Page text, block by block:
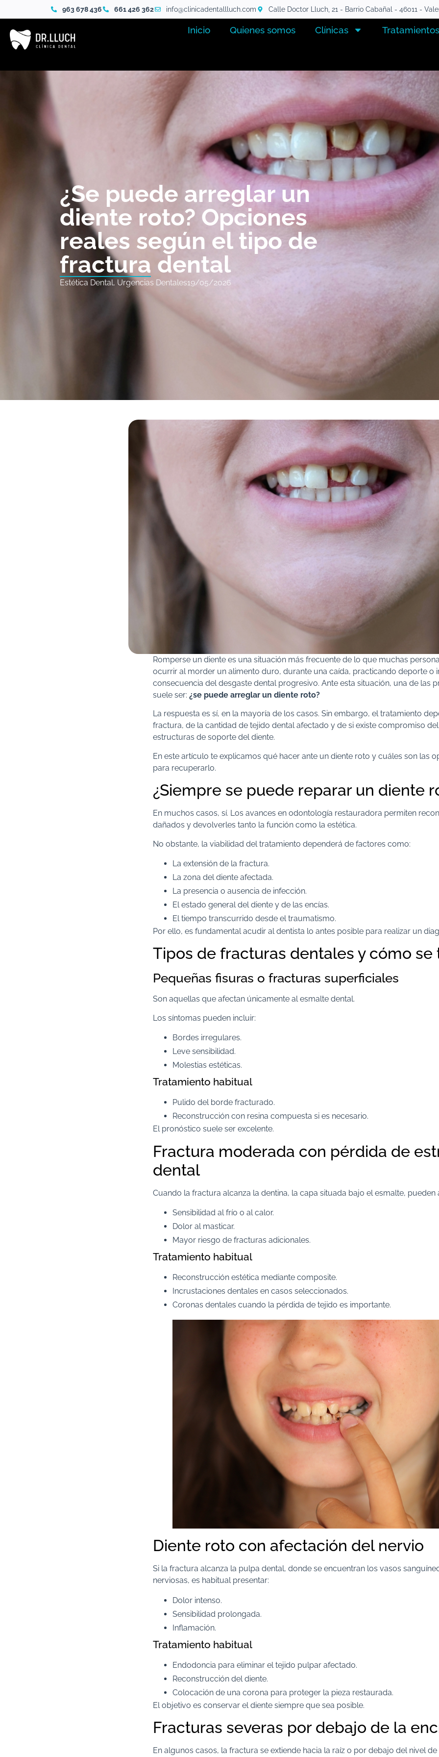
963 678 436 661 426 362 info@clinicadentallluch.com Calle Doctor Lluch, 21 - Barrio Cabañal - 46011 -
Inicio Quienes somos Clínicas Tratamientos
¿Se puede arreglar un
diente roto? Opciones
reales según el tipo de
fractura dental
Estética Dental, Urgencias Dentales19/05/2026
Romperse un diente es una situación más frecuente de lo que muchas
ocurrir al morder un alimento duro, durante una caída, practicando deporte o
consecuencia del desgaste dental progresivo. Ante esta situación, una de las
suele ser: ¿se puede arreglar un diente roto?
La respuesta es sí, en la mayoría de los casos. Sin embargo, el tratamiento
fractura, de la cantidad de tejido dental afectado y de si existe compromiso
estructuras de soporte del diente.
En este artículo te explicamos qué hacer ante un diente roto y cuáles son las
para recuperarlo.
¿Siempre se puede reparar un diente
En muchos casos, sí. Los avances en odontología restauradora permiten
dañados y devolverles tanto la función como la estética.
No obstante, la viabilidad del tratamiento dependerá de factores como:
La extensión de la fractura.
La zona del diente afectada.
La presencia o ausencia de infección.
El estado general del diente y de las encías.
El tiempo transcurrido desde el traumatismo.
Por ello, es fundamental acudir al dentista lo antes posible para realizar un
Tipos de fracturas dentales y cómo se
Pequeñas fisuras o fracturas superficiales
Son aquellas que afectan únicamente al esmalte dental.
Los síntomas pueden incluir:
Bordes irregulares.
Leve sensibilidad.
Molestias estéticas.
Tratamiento habitual
Pulido del borde fracturado.
Reconstrucción con resina compuesta si es necesario.
El pronóstico suele ser excelente.
Fractura moderada con pérdida de
dental
Cuando la fractura alcanza la dentina, la capa situada bajo el esmalte, pueden
Sensibilidad al frío o al calor.
Dolor al masticar.
Mayor riesgo de fracturas adicionales.
Tratamiento habitual
Reconstrucción estética mediante composite.
Incrustaciones dentales en casos seleccionados.
Coronas dentales cuando la pérdida de tejido es importante.
Diente roto con afectación del nervio
Si la fractura alcanza la pulpa dental, donde se encuentran los vasos
nerviosas, es habitual presentar:
Dolor intenso.
Sensibilidad prolongada.
Inflamación.
Tratamiento habitual
Endodoncia para eliminar el tejido pulpar afectado.
Reconstrucción del diente.
Colocación de una corona para proteger la pieza restaurada.
El objetivo es conservar el diente siempre que sea posible.
Fracturas severas por debajo de la
En algunos casos, la fractura se extiende hacia la raíz o por debajo del nivel de